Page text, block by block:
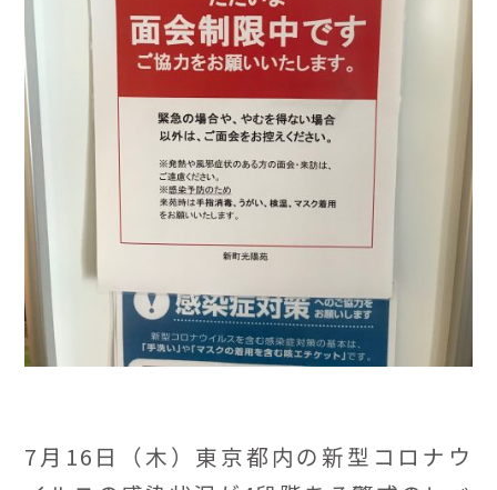
7月16日（木）東京都内の新型コロナウ